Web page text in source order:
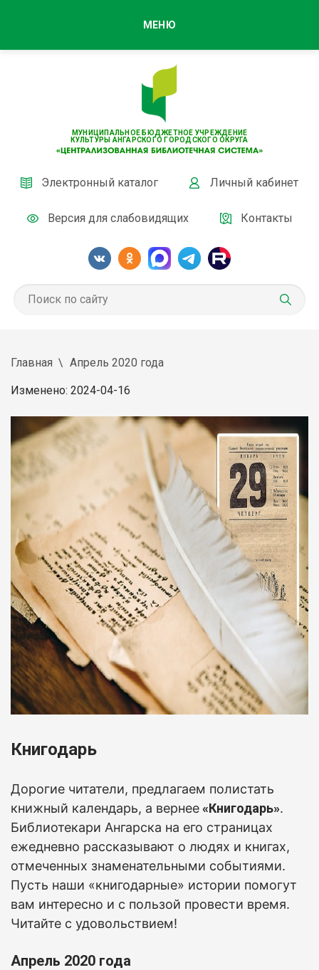
МУНИЦИПАЛЬНОЕ БЮДЖЕТНОЕ УЧРЕЖДЕНИЕ
КУЛЬТУРЫ АНГАРСКОГО ГОРОДСКОГО ОКРУГА
Электронный каталог Личный кабинет
Версия для слабовидящих Контакты
МЕНЮ
Главная Апрель 2020 года
Изменено: 2024-04-16
Книгодарь
Дорогие читатели, предлагаем полистать
книжный календарь, а вернее«Книгодарь».
Библиотекари Ангарска на его страницах
ежедневно рассказывают о людях и книгах,
отмеченных знаменательными событиями.
Пусть наши «книгодарные» истории помогут
вам интересно и с пользой провести время.
Читайте с удовольствием!
Апрель 2020 года